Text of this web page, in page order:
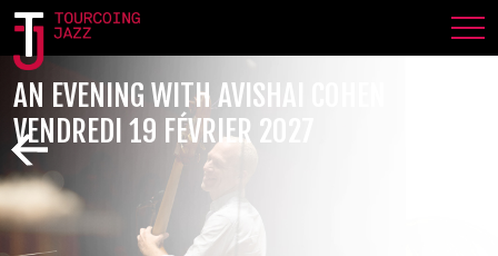
AN EVENING WITH AVISHAI COHEN
VENDREDI 19 FÉVRIER 2027